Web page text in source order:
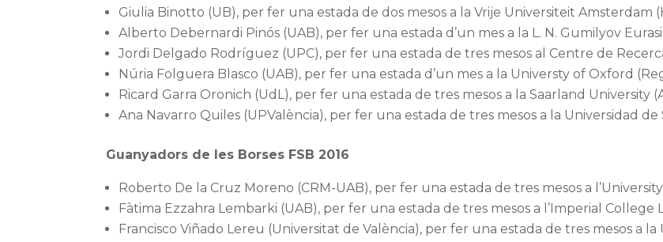
Giulia Binotto (UB), per fer una estada de dos mesos a la Vrije Universiteit Amsterdam
Alberto Debernardi Pinós (UAB), per fer una estada d’un mes a la L. N. Gumilyov
Jordi Delgado Rodríguez (UPC), per fer una estada de tres mesos al Centre de
Núria Folguera Blasco (UAB), per fer una estada d’un mes a la Universty of Oxford
Ricard Garra Oronich (UdL), per fer una estada de tres mesos a la Saarland University
Ana Navarro Quiles (UPValència), per fer una estada de tres mesos a la Universidad de
Guanyadors de les Borses FSB 2016
Roberto De la Cruz Moreno (CRM-UAB), per fer una estada de tres mesos a
Fàtima Ezzahra Lembarki (UAB), per fer una estada de tres mesos a l’Imperial College
Francisco Viñado Lereu (Universitat de València), per fer una estada de tres mesos a